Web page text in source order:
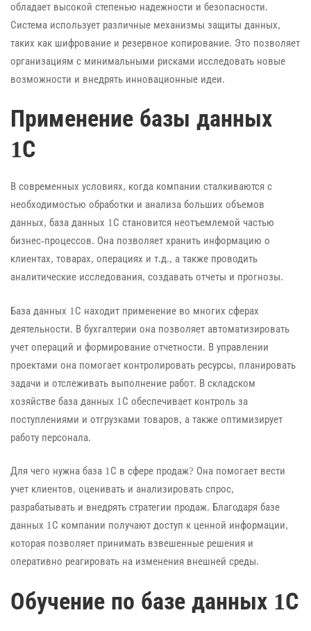
обладает высокой степенью надежности и безопасности.
Система использует различные механизмы защиты данных,
таких как шифрование и резервное копирование. Это позволяет
организациям с минимальными рисками исследовать новые
возможности и внедрять инновационные идеи.
Применение базы данных
1С
В современных условиях, когда компании сталкиваются с
необходимостью обработки и анализа больших объемов
данных, база данных 1С становится неотъемлемой частью
бизнес-процессов. Она позволяет хранить информацию о
клиентах, товарах, операциях и т.д., а также проводить
аналитические исследования, создавать отчеты и прогнозы.
База данных 1С находит применение во многих сферах
деятельности. В бухгалтерии она позволяет автоматизировать
учет операций и формирование отчетности. В управлении
проектами она помогает контролировать ресурсы, планировать
задачи и отслеживать выполнение работ. В складском
хозяйстве база данных 1С обеспечивает контроль за
поступлениями и отгрузками товаров, а также оптимизирует
работу персонала.
Для чего нужна база 1С в сфере продаж? Она помогает вести
учет клиентов, оценивать и анализировать спрос,
разрабатывать и внедрять стратегии продаж. Благодаря базе
данных 1С компании получают доступ к ценной информации,
которая позволяет принимать взвешенные решения и
оперативно реагировать на изменения внешней среды.
Обучение по базе данных 1С